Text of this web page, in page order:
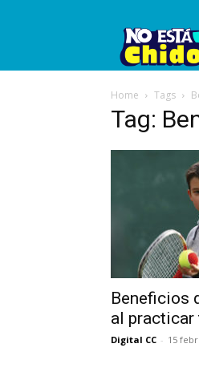
Home Tags
Tag:
Beneficios
al practicar
Digital CC - 15